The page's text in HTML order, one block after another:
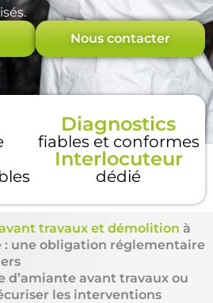
Nous contacter
Diagnostics
fiables et conformes
Interlocuteur
dédié
travaux et démolition à
: une obligation réglementaire
d’amiante avant travaux ou
les interventions